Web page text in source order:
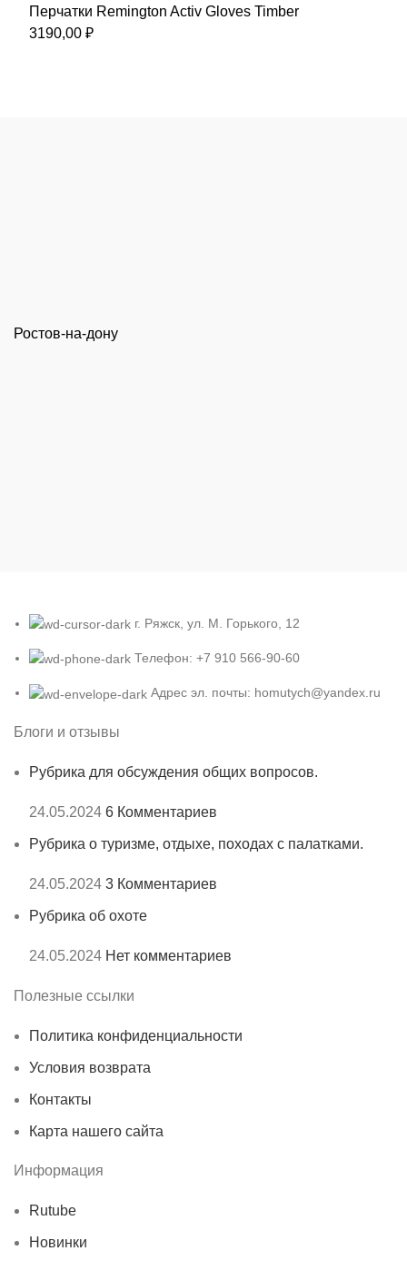
Перчатки Remington Activ Gloves Timber
3190,00 ₽
Ростов-на-дону
г. Ряжск, ул. М. Горького, 12
Телефон: +7 910 566-90-60
Адрес эл. почты: homutych@yandex.ru
Блоги и отзывы
Рубрика для обсуждения общих вопросов.
24.05.2024 6 Комментариев
Рубрика о туризме, отдыхе, походах с палатками.
24.05.2024 3 Комментариев
Рубрика об охоте
24.05.2024 Нет комментариев
Полезные ссылки
Политика конфиденциальности
Условия возврата
Контакты
Карта нашего сайта
Информация
Rutube
Новинки